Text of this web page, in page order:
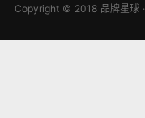
Copyright © 2018 品牌星球 ·